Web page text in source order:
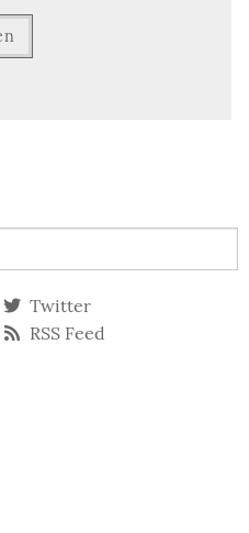
Twitter
RSS Feed